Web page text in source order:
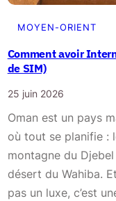
MOYEN-ORIENT
Comment avoir
de SIM)
25 juin 2026
Oman est un pays
où tout se planifie :
montagne du
désert du Wahiba.
pas un luxe, c’est